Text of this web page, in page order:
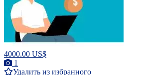
4000.00 US$
1
Удалить из избранного